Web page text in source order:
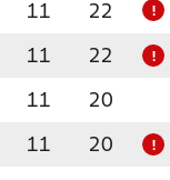
11 22 !
11 22 !
11 20
11 20 !